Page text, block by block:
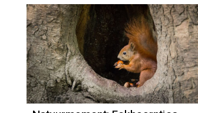
Natuurmoment
Door Kees Loogman